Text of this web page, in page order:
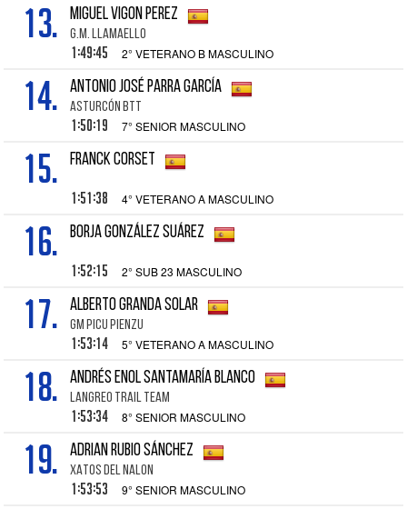
13. MIGUEL VIGON PEREZ
G.M. LLAMAELLO
1:49:45 2° VETERANO B MASCULINO
14. ANTONIO JOSÉ PARRA GARCÍA
ASTURCÓN BTT
1:50:19 7° SENIOR MASCULINO
15. FRANCK CORSET
1:51:38 4° VETERANO A MASCULINO
16. BORJA GONZÁLEZ SUÁREZ
1:52:15 2° SUB 23 MASCULINO
17. ALBERTO GRANDA SOLAR
GM PICU PIENZU
1:53:14 5° VETERANO A MASCULINO
18. ANDRÉS ENOL SANTAMARÍA BLANCO
LANGREO TRAIL TEAM
1:53:34 8° SENIOR MASCULINO
19. ADRIAN RUBIO SÁNCHEZ
XATOS DEL NALON
1:53:53 9° SENIOR MASCULINO